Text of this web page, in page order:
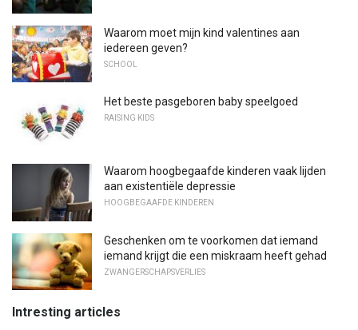
Waarom moet mijn kind valentines aan
iedereen geven?
SCHOOL
Het beste pasgeboren baby speelgoed
RAISING KIDS
Waarom hoogbegaafde kinderen vaak lijden
aan existentiële depressie
HOOGBEGAAFDE KINDEREN
Geschenken om te voorkomen dat iemand
iemand krijgt die een miskraam heeft gehad
ZWANGERSCHAPSVERLIES
Intresting articles